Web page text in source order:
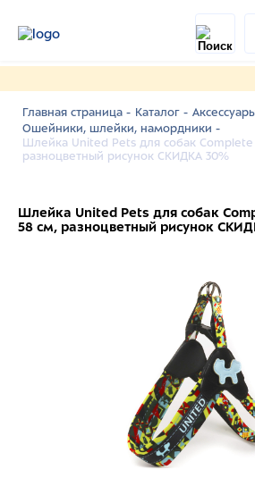
Главная страница - Каталог -
Ошейники, шлейки, намордники -
Шлейка United Pets для собак Complete
разноцветный рисунок СКИДКА 30%
Шлейка United Pets для собак
58 см, разноцветный рисунок